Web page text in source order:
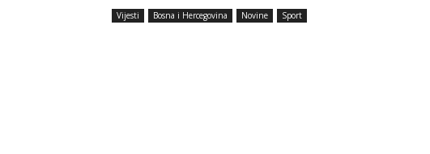
Vijesti Bosna i Hercegovina Novine Sport